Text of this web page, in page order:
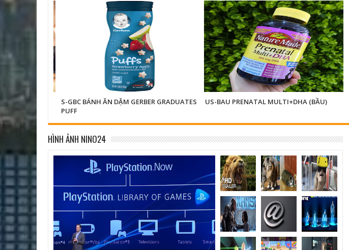
S-GBC BÁNH ĂN DẶM GERBER GRADUATES
PUFF
US-BAU PRENATAL MULTI+DHA (BẦU)
HÌNH ẢNH NINO24